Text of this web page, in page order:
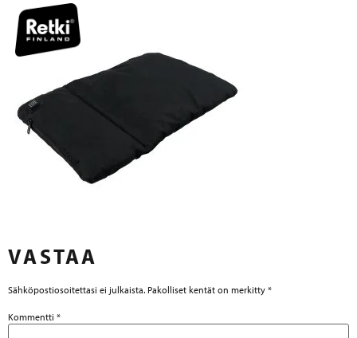
VASTAA
Sähköpostiosoitettasi ei julkaista. Pakolliset kentät on merkitty *
Kommentti *